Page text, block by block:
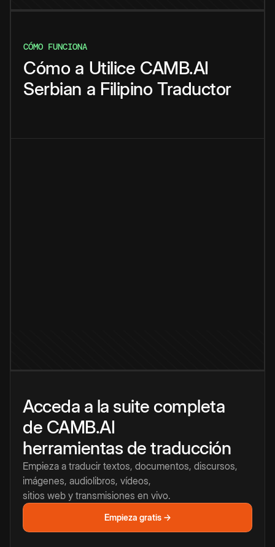
CÓMO FUNCIONA
Cómo a Utilice CAMB.AI
Serbian a Filipino Traductor
Acceda a la suite completa
de CAMB.AI
herramientas de traducción
Empieza a traducir textos, documentos, discursos,
imágenes, audiolibros, vídeos,
sitios web y transmisiones en vivo.
Empieza gratis →